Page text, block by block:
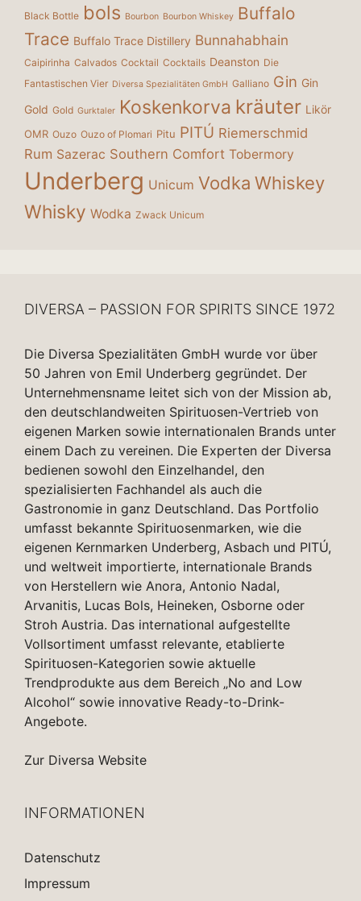
Black Bottle bols Bourbon Bourbon Whiskey Buffalo
Trace Buffalo Trace Distillery Bunnahabhain
Caipirinha Calvados Cocktail Cocktails Deanston Die
Fantastischen Vier Diversa Spezialitäten GmbH Galliano Gin Gin
Gold Gold Gurktaler Koskenkorva kräuter Likör
OMR Ouzo Ouzo of Plomari Pitu PITÚ Riemerschmid
Rum Sazerac Southern Comfort Tobermory
Underberg Unicum Vodka Whiskey
Whisky Wodka Zwack Unicum
DIVERSA – PASSION FOR SPIRITS SINCE 1972
Die Diversa Spezialitäten GmbH wurde vor über
50 Jahren von Emil Underberg gegründet. Der
Unternehmensname leitet sich von der Mission ab,
den deutschlandweiten Spirituosen-Vertrieb von
eigenen Marken sowie internationalen Brands unter
einem Dach zu vereinen. Die Experten der Diversa
bedienen sowohl den Einzelhandel, den
spezialisierten Fachhandel als auch die
Gastronomie in ganz Deutschland. Das Portfolio
umfasst bekannte Spirituosenmarken, wie die
eigenen Kernmarken Underberg, Asbach und PITÚ,
und weltweit importierte, internationale Brands
von Herstellern wie Anora, Antonio Nadal,
Arvanitis, Lucas Bols, Heineken, Osborne oder
Stroh Austria. Das international aufgestellte
Vollsortiment umfasst relevante, etablierte
Spirituosen-Kategorien sowie aktuelle
Trendprodukte aus dem Bereich „No and Low
Alcohol“ sowie innovative Ready-to-Drink-
Angebote.
Zur Diversa Website
INFORMATIONEN
Datenschutz
Impressum